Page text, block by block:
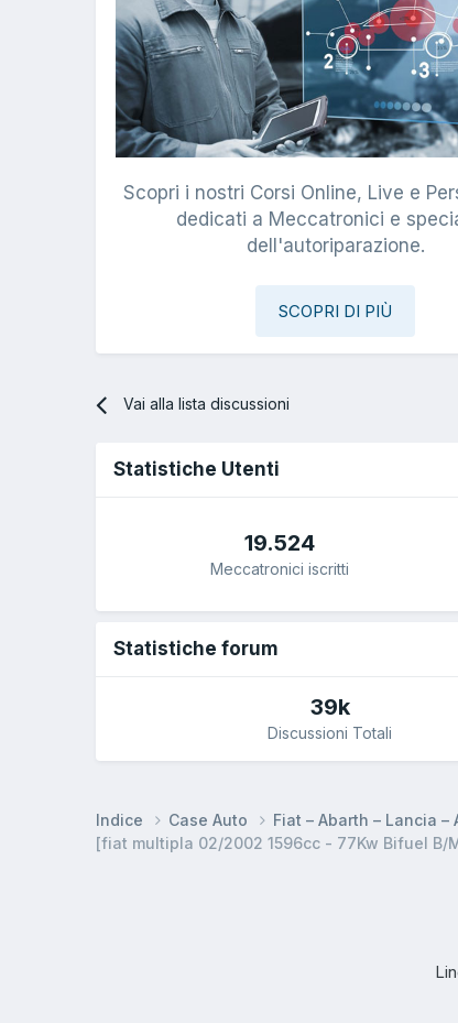
Scopri i nostri Corsi Online, Live e
dedicati a Meccatronici e
dell'autoriparazione.
SCOPRI DI PIÙ
Vai alla lista discussioni
Statistiche Utenti
19.524
Meccatronici iscritti
Statistiche forum
39k
Discussioni Totali
Indice Case Auto Fiat – Abarth – Lancia
[fiat multipla 02/2002 1596cc - 77Kw Bifuel